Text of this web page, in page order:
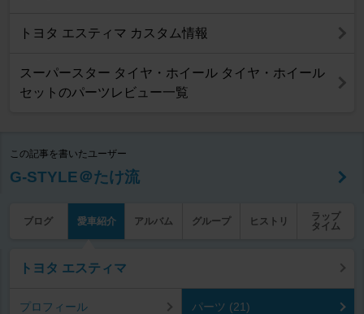
トヨタ エスティマ カスタム情報
スーパースター タイヤ・ホイール タイヤ・ホイール
セットのパーツレビュー一覧
この記事を書いたユーザー
G-STYLE＠たけ流
ブログ 愛車紹介 アルバム グループ ヒストリ
ラップ
タイム
トヨタ エスティマ
プロフィール パーツ (21)